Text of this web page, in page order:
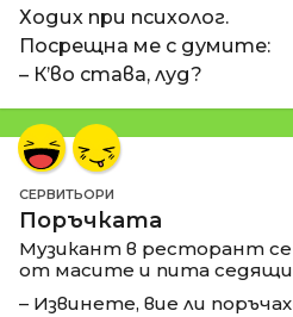
Ходих при психолог.
Посрещна ме с думите:
– К’во става, луд?
СЕРВИТЬОРИ
Поръчката
Музикант в ресторант се
от масите и пита
– Извинете, вие ли